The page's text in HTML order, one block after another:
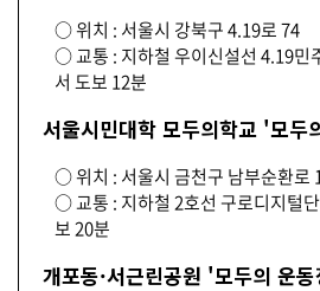
○ 위치 : 서울시 강북구 4.19로 74
○ 교통 : 지하철 우이신설선 4.19민
서 도보 12분
서울시민대학 모두의학교 '모두
○ 위치 : 서울시 금천구 남부순환로
○ 교통 : 지하철 2호선 구로디지털
보 20분
개포동·서근린공원 '모두의 운